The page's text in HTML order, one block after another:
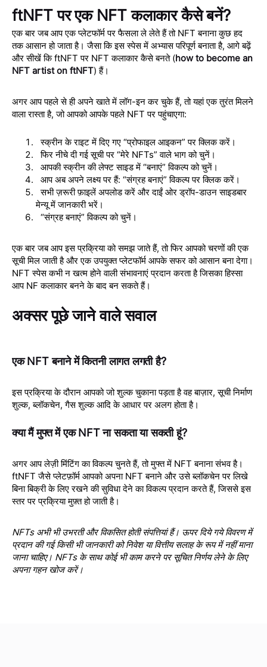
ftNFT पर एक NFT कलाकार कैसे बनें?
एक बार जब आप एक प्लेटफॉर्म पर फैसला ले लेते हैं तो NFT बनाना कुछ हद
तक आसान हो जाता है। जैसा कि इस स्पेस में अभ्यास परिपूर्ण बनाता है, आगे बढ़ें
और सीखें कि ftNFT पर NFT कलाकार कैसे बनते (how to become an
NFT artist on ftNFT) हैं।
अगर आप पहले से ही अपने खाते में लॉग-इन कर चुके हैं, तो यहां एक तुरंत मिलने
वाला रास्ता है, जो आपको आपके पहले NFT पर पहुंचाएगा:
स्क्रीन के राइट में दिए गए “प्रोफाइल आइकन” पर क्लिक करें।
फिर नीचे दी गई सूची पर “मेरे NFTs” वाले भाग को चुनें।
आपकी स्क्रीन की लेफ्ट साइड में “बनाएं” विकल्प को चुनें।
आप अब अपने लक्ष्य पर हैं: “संग्रह बनाएं” विकल्प पर क्लिक करें।
सभी ज़रूरी फ़ाइलें अपलोड करें और दाईं ओर ड्रॉप-डाउन साइडबार
मेन्यू में जानकारी भरें।
“संग्रह बनाएं” विकल्प को चुनें।
एक बार जब आप इस प्रक्रिया को समझ जाते हैं, तो फिर आपको चरणों की एक
सूची मिल जाती है और एक उपयुक्त प्लेटफॉर्म आपके सफर को आसान बना देगा।
NFT स्पेस कभी न खत्म होने वाली संभावनाएं प्रदान करता है जिसका हिस्सा
आप NF कलाकार बनने के बाद बन सकते हैं।
अक्सर पूछे जाने वाले सवाल
एक NFT बनाने में कितनी लागत लगती है?
इस प्रक्रिया के दौरान आपको जो शुल्क चुकाना पड़ता है वह बाज़ार, सूची निर्माण
शुल्क, ब्लॉकचेन, गैस शुल्क आदि के आधार पर अलग होता है।
क्या मैं मुफ्त में एक NFT ना सकता या सकती हूं?
अगर आप लेज़ी मिंटिंग का विकल्प चुनते हैं, तो मुफ्त में NFT बनाना संभव है।
ftNFT जैसे प्लेटफ़ॉर्म आपको अपना NFT बनाने और उसे ब्लॉकचेन पर लिखे
बिना बिक्री के लिए रखने की सुविधा देने का विकल्प प्रदान करते हैं, जिससे इस
स्तर पर प्रक्रिया मुफ़्त हो जाती है।
NFTs अभी भी उभरती और विकसित होती संपत्तियां हैं। ऊपर दिये गये विवरण में
प्रदान की गई किसी भी जानकारी को निवेश या वित्तीय सलाह के रूप में नहीं माना
जाना चाहिए। NFTs के साथ कोई भी काम करने पर सूचित निर्णय लेने के लिए
अपना गहन खोज करें।